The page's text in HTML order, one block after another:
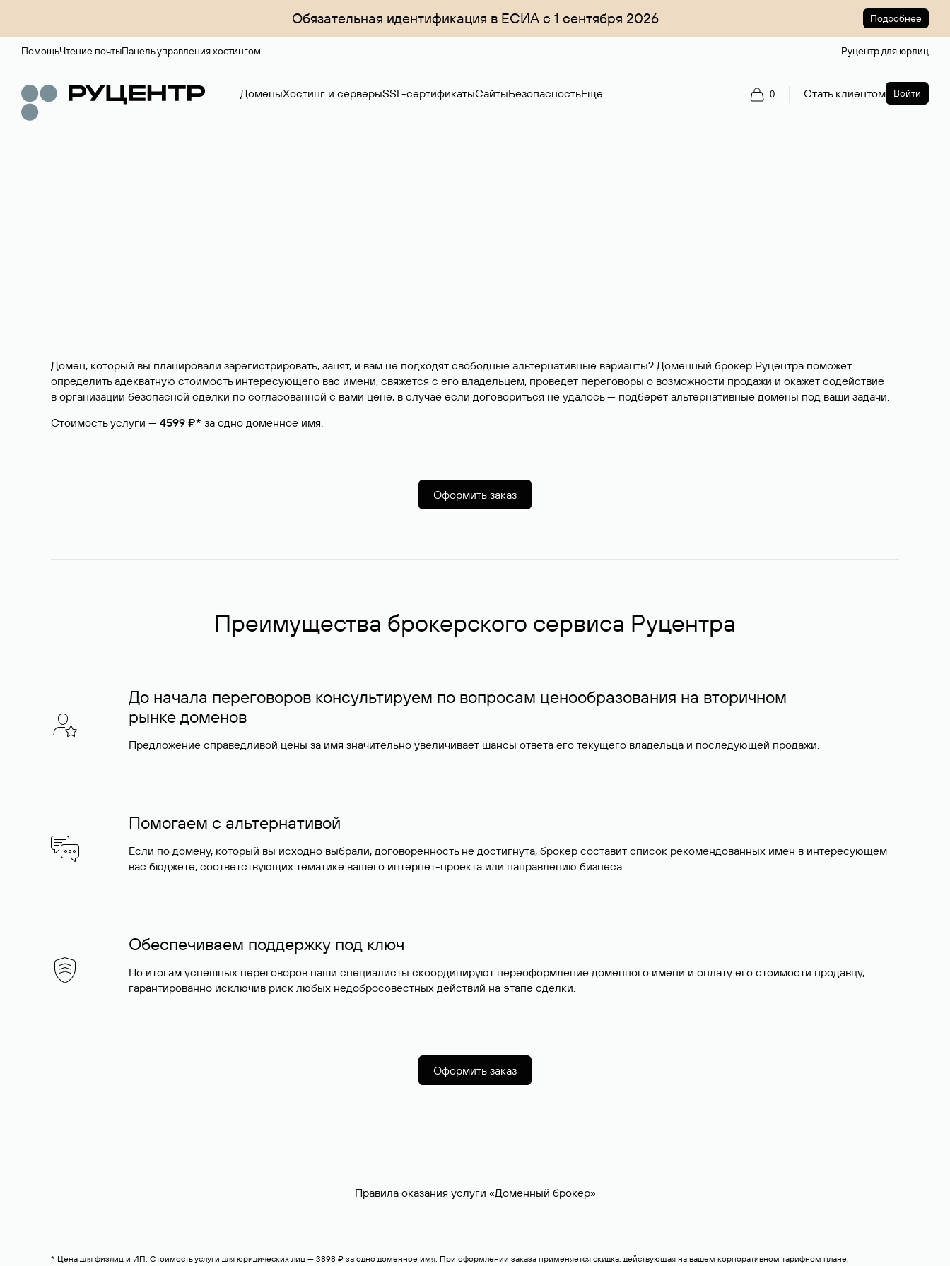
Обязательная идентификация в ЕСИА с 1 сентября 2026 Подробнее
ПомощьЧтение почтыПанель управления хостингом Руцентр для юрлиц
ДоменыХостинг и серверыSSL-сертификатыСайтыБезопасностьЕще 0 Стать клиентом Войти
Домен, который вы планировали зарегистрировать, занят, и вам не подходят свободные альтернативные варианты? Доменный брокер Руцентра поможет
определить адекватную стоимость интересующего вас имени, свяжется с его владельцем, проведет переговоры о возможности продажи и окажет содействие
в организации безопасной сделки по согласованной с вами цене, в случае если договориться не удалось — подберет альтернативные домены под ваши задачи.
Стоимость услуги — 4599 ₽* за одно доменное имя.
Оформить заказ
Преимущества брокерского сервиса Руцентра
До начала переговоров консультируем по вопросам ценообразования на вторичном
рынке доменов
Предложение справедливой цены за имя значительно увеличивает шансы ответа его текущего владельца и последующей продажи.
Помогаем с альтернативой
Если по домену, который вы исходно выбрали, договоренность не достигнута, брокер составит список рекомендованных имен в интересующем
вас бюджете, соответствующих тематике вашего интернет-проекта или направлению бизнеса.
Обеспечиваем поддержку под ключ
По итогам успешных переговоров наши специалисты скоординируют переоформление доменного имени и оплату его стоимости продавцу,
гарантированно исключив риск любых недобросовестных действий на этапе сделки.
Оформить заказ
Правила оказания услуги «Доменный брокер»
* Цена для физлиц и ИП. Стоимость услуги для юридических лиц — 3898 ₽ за одно доменное имя. При оформлении заказа применяется скидка, действующая на вашем корпоративном тарифном плане.